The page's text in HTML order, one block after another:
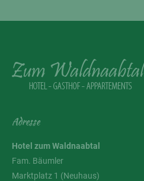
Adresse
Hotel zum Waldnaabtal
Fam. Bäumler
Marktplatz 1 (Neuhaus)